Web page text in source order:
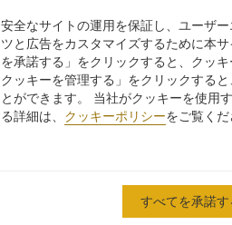
企業の社会的責任
全なサイトの運用を保証し、ユーザ
と広告をカスタマイズするために本
承諾する」をクリックすると、クッ
ッキーを管理する」をクリックする
ができます。 当社がクッキーを使用
詳細は、 クッキーポリシーをご覧く
すべてを承諾す